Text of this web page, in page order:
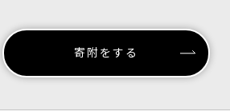
寄附をする